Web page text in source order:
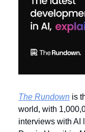
The Rundown is
world, with
interviews with AI